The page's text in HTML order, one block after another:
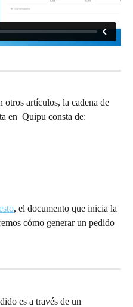
otros artículos, la cadena de
en  Quipu consta de:
, el documento que inicia la
cómo generar un pedido
es a través de un